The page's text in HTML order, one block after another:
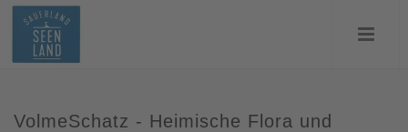
VolmeSchatz - Heimische Flora und